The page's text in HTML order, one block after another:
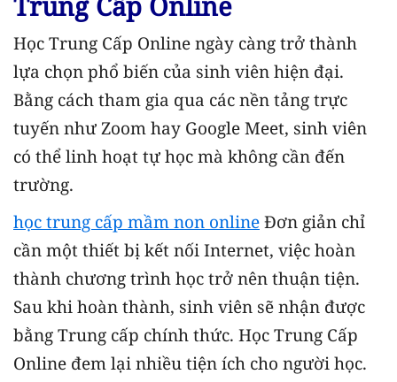
Học Trung Cấp Online ngày càng trở thành
lựa chọn phổ biến của sinh viên hiện đại.
Bằng cách tham gia qua các nền tảng trực
tuyến như Zoom hay Google Meet, sinh viên
có thể linh hoạt tự học mà không cần đến
trường.
học trung cấp mầm non online Đơn giản chỉ
cần một thiết bị kết nối Internet, việc hoàn
thành chương trình học trở nên thuận tiện.
Sau khi hoàn thành, sinh viên sẽ nhận được
bằng Trung cấp chính thức. Học Trung Cấp
Online đem lại nhiều tiện ích cho người học.